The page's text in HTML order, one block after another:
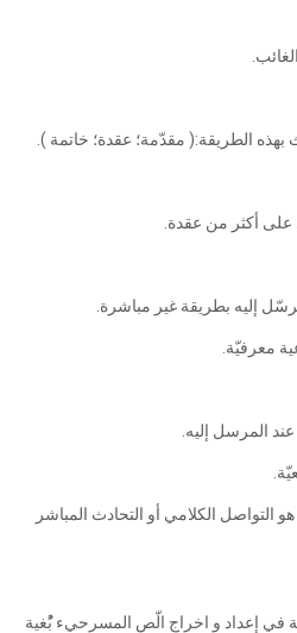
التواصل الكلامي أو التحادث المباشر
في إعداد و اخراج الّص المسرحيء بُْغية